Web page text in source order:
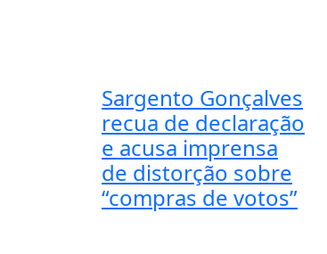
Sargento Gonçalves
recua de declaração
e acusa imprensa
de distorção sobre
“compras de votos”